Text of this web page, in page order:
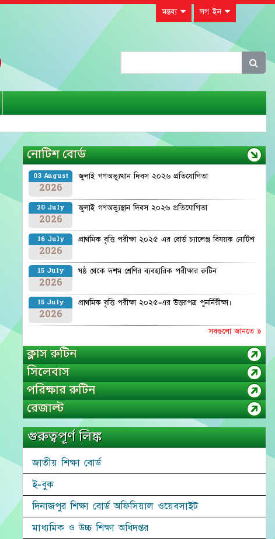
মন্তব্য লগ ইন
নোটিশ বোর্ড
03 August
2026
জুলাই গণঅভ্যুত্থান দিবস ২০২৬ প্রতিযোগিতা
20 July
2026
জুলাই গণঅভ্যুস্থান দিবস ২০২৬ প্রতিযোগিতা
16 July
2026
প্রাথমিক বৃত্তি পরীক্ষা ২০২৫ এর বোর্ড চ্যালেঞ্জ বিষয়ক নোটিশ
15 July
2026
ষষ্ঠ থেকে দশম শ্রেণির ব্যবহারিক পরীক্ষার রুটিন
15 July
2026
প্রাথমিক বৃত্তি পরীক্ষা ২০২৫-এর উত্তরপত্র পুনর্নিরীক্ষা।
সবগুলো জানতে »
ক্লাস রুটিন
সিলেবাস
পরিক্ষার রুটিন
রেজাল্ট
গুরুত্বপূর্ণ লিঙ্ক
জাতীয় শিক্ষা বোর্ড
ই-বুক
দিনাজপুর শিক্ষা বোর্ড অফিসিয়াল ওয়েবসাইট
মাধ্যমিক ও উচ্চ শিক্ষা অধিদপ্তর